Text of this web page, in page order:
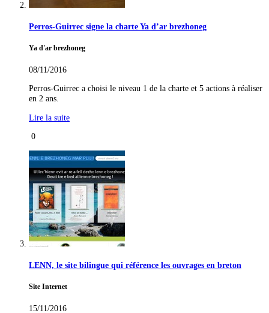
Perros-Guirrec signe la charte Ya d’ar brezhoneg
Ya d'ar brezhoneg
08/11/2016
Perros-Guirrec a choisi le niveau 1 de la charte et 5 actions à réaliser
en 2 ans.
Lire la suite
0
LENN, le site bilingue qui référence les ouvrages en breton
Site Internet
15/11/2016